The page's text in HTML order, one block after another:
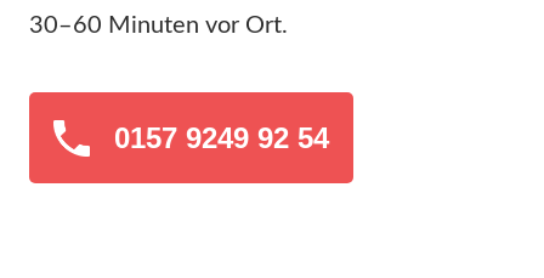
30–60 Minuten vor Ort.
0157 9249 92 54